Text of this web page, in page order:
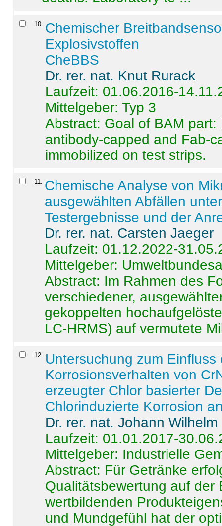
10 Chemischer
Explosivstoffen
CheBBS
Dr. rer. nat. Knut Rurack
Laufzeit: 01.06.2016-
Mittelgeber: Typ 3
Abstract: Goal of BAM
antibody-capped and Fab-
immobilized on test strips.
11
Chemische Analyse von
ausgewählten Abfällen
Testergebnisse und der
Dr. rer. nat. Carsten Jaeger
Laufzeit: 01.12.2022-
Mittelgeber:
Abstract: Im Rahmen des
verschiedener,
gekoppelten
LC-HRMS) auf vermutete
12
Untersuchung zum
Korrosionsverhalten von
erzeugter Chlor basierter
Chlorinduzierte Korrosion
Dr. rer. nat. Johann
Laufzeit: 01.01.2017-
Mittelgeber: Industrielle
Abstract: Für Getränke
Qualitätsbewertung auf der
wertbildenden
und Mundgefühl hat der